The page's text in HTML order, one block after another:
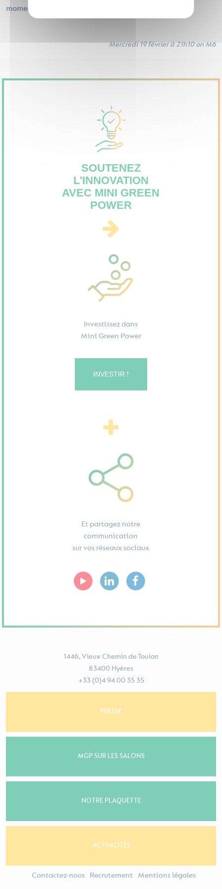
moment avec nous sur M6 le 19 février à 21h10 !
Mercredi 19 février à 21h10 on M6
SOUTENEZ
L'INNOVATION
AVEC MINI GREEN
POWER
Investissez dans
Mini Green Power
INVESTIR !
Et partagez notre
communication
sur vos réseaux sociaux
1446, Vieux Chemin de Toulon
83400 Hyères
+33 (0)4 94 00 35 35
PRESSE
MGP SUR LES SALONS
NOTRE PLAQUETTE
ACTUALITÉS
Contactez-nous Recrutement Mentions légales